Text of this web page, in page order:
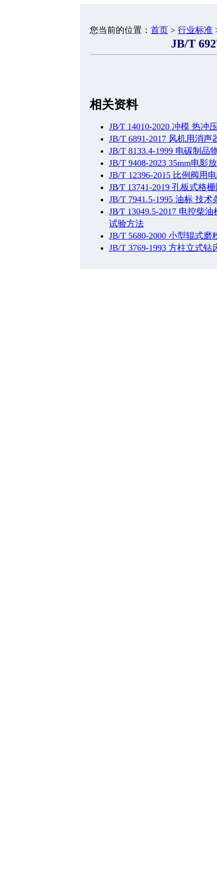
您当前的位置： 首页 > 行业标准
JB/T
相关资料
JB∕T 14010-2020 冲模 热冲
JB/T 6891-2017 风机用消声
JB/T 8133.4-1999 电碳制
JB/T 9408-2023 35mm电影
JB/T 12396-2015 比例阀用
JB∕T 13741-2019 孔板式格
JB/T 7941.5-1995 油标 技术
JB∕T 13049.5-2017 电控柴
试验方法
JB/T 5680-2000 小型辊式磨
JB/T 3769-1993 方柱立式钻